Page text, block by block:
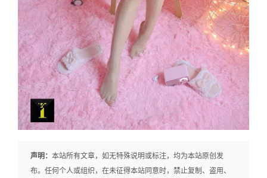
声明： 本站所有文章，如无特殊说明或标注，均为本站原创发
布。任何个人或组织，在未征得本站同意时，禁止复制、盗用、